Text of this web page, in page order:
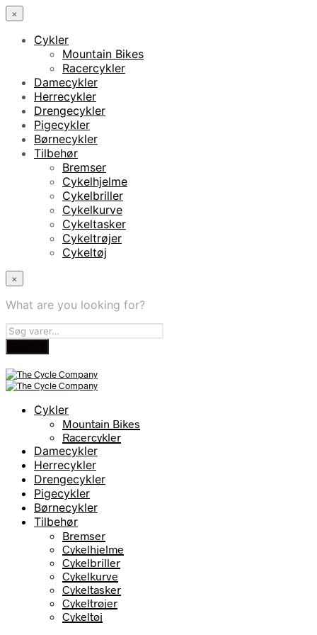
×
Cykler
Mountain Bikes
Racercykler
Damecykler
Herrecykler
Drengecykler
Pigecykler
Børnecykler
Tilbehør
Bremser
Cykelhjelme
Cykelbriller
Cykelkurve
Cykeltasker
Cykeltrøjer
Cykeltøj
×
What are you looking for?
Cykler
Mountain Bikes
Racercykler
Damecykler
Herrecykler
Drengecykler
Pigecykler
Børnecykler
Tilbehør
Bremser
Cykelhjelme
Cykelbriller
Cykelkurve
Cykeltasker
Cykeltrøjer
Cykeltøj